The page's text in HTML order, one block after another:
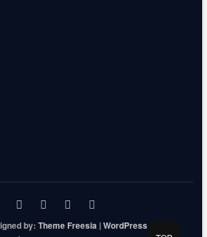
instagram
flickr linkedinthemefreesia
by: Theme Freesia|WordPress